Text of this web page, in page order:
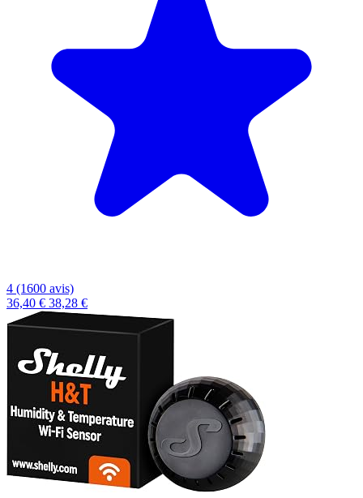
4 (1600 avis)
36,40 € 38,28 €